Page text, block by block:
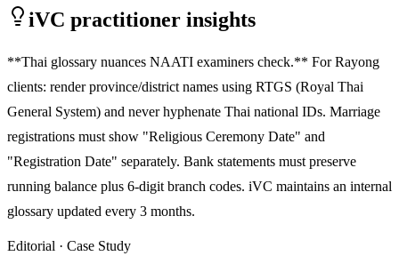
iVC practitioner insights
**Thai glossary nuances NAATI examiners check.** For Rayong
clients: render province/district names using RTGS (Royal Thai
General System) and never hyphenate Thai national IDs. Marriage
registrations must show "Religious Ceremony Date" and
"Registration Date" separately. Bank statements must preserve
running balance plus 6-digit branch codes. iVC maintains an internal
glossary updated every 3 months.
Editorial · Case Study